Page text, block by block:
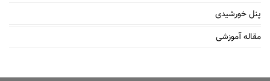
پنل خورشیدی
مقاله آموزشی